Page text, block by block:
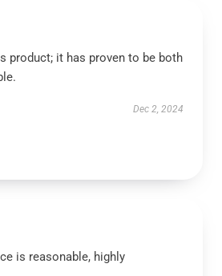
product; it has proven to be both
Dec 2, 2024
is reasonable, highly